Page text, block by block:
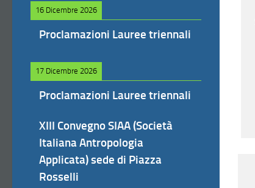
16 Dicembre 2026
Proclamazioni Lauree triennali
17 Dicembre 2026
Proclamazioni Lauree triennali
XIII Convegno SIAA (Società
Italiana Antropologia
Applicata) sede di Piazza
Rosselli